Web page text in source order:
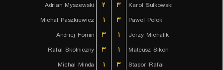
Adrian Myszewski
۲ ۳
Karol Sulkowski
Michal Paszkiewicz
۱ ۳
Pawel Polok
Andriej Fomin
۳ ۱
Jerzy Michalik
Rafal Skotniczny
۳ ۱
Mateusz Sikon
Michal Minda
۱ ۳
Stapor Rafal